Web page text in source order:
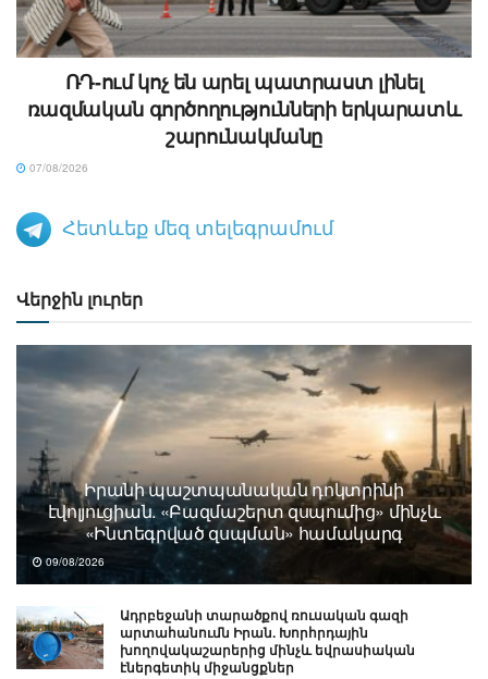
ՌԴ-ում կոչ են արել պատրաստ լինել
ռազմական գործողությունների երկարատև
շարունակմանը
07/08/2026
Հետևեք մեզ տելեգրամում
Վերջին լուրեր
Իրանի պաշտպանական դոկտրինի
էվոլյուցիան. «Բազմաշերտ զսպումից» մինչև
«Ինտեգրված զսպման» համակարգ
09/08/2026
Ադրբեջանի տարածքով ռուսական գազի
արտահանումն Իրան. Խորհրդային
խողովակաշարերից մինչև եվրասիական
էներգետիկ միջանցքներ